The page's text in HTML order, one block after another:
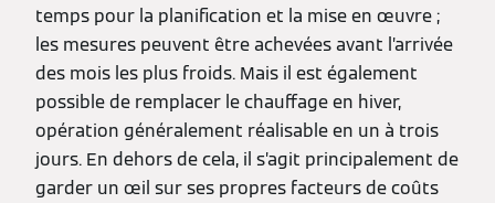
temps pour la planification et la mise en œuvre ;
les mesures peuvent être achevées avant l’arrivée
des mois les plus froids. Mais il est également
possible de remplacer le chauffage en hiver,
opération généralement réalisable en un à trois
jours. En dehors de cela, il s’agit principalement de
garder un œil sur ses propres facteurs de coûts